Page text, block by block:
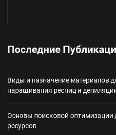
Последние
Виды и назначение материалов
наращивания ресниц и
Основы поисковой оптимизации
ресурсов